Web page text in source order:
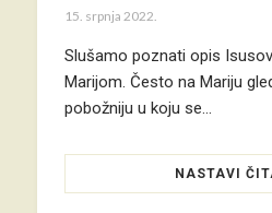
15. srpnja 2022.
Slušamo poznati opis
Marijom. Često na Mariju
pobožniju u koju se…
NASTAVI